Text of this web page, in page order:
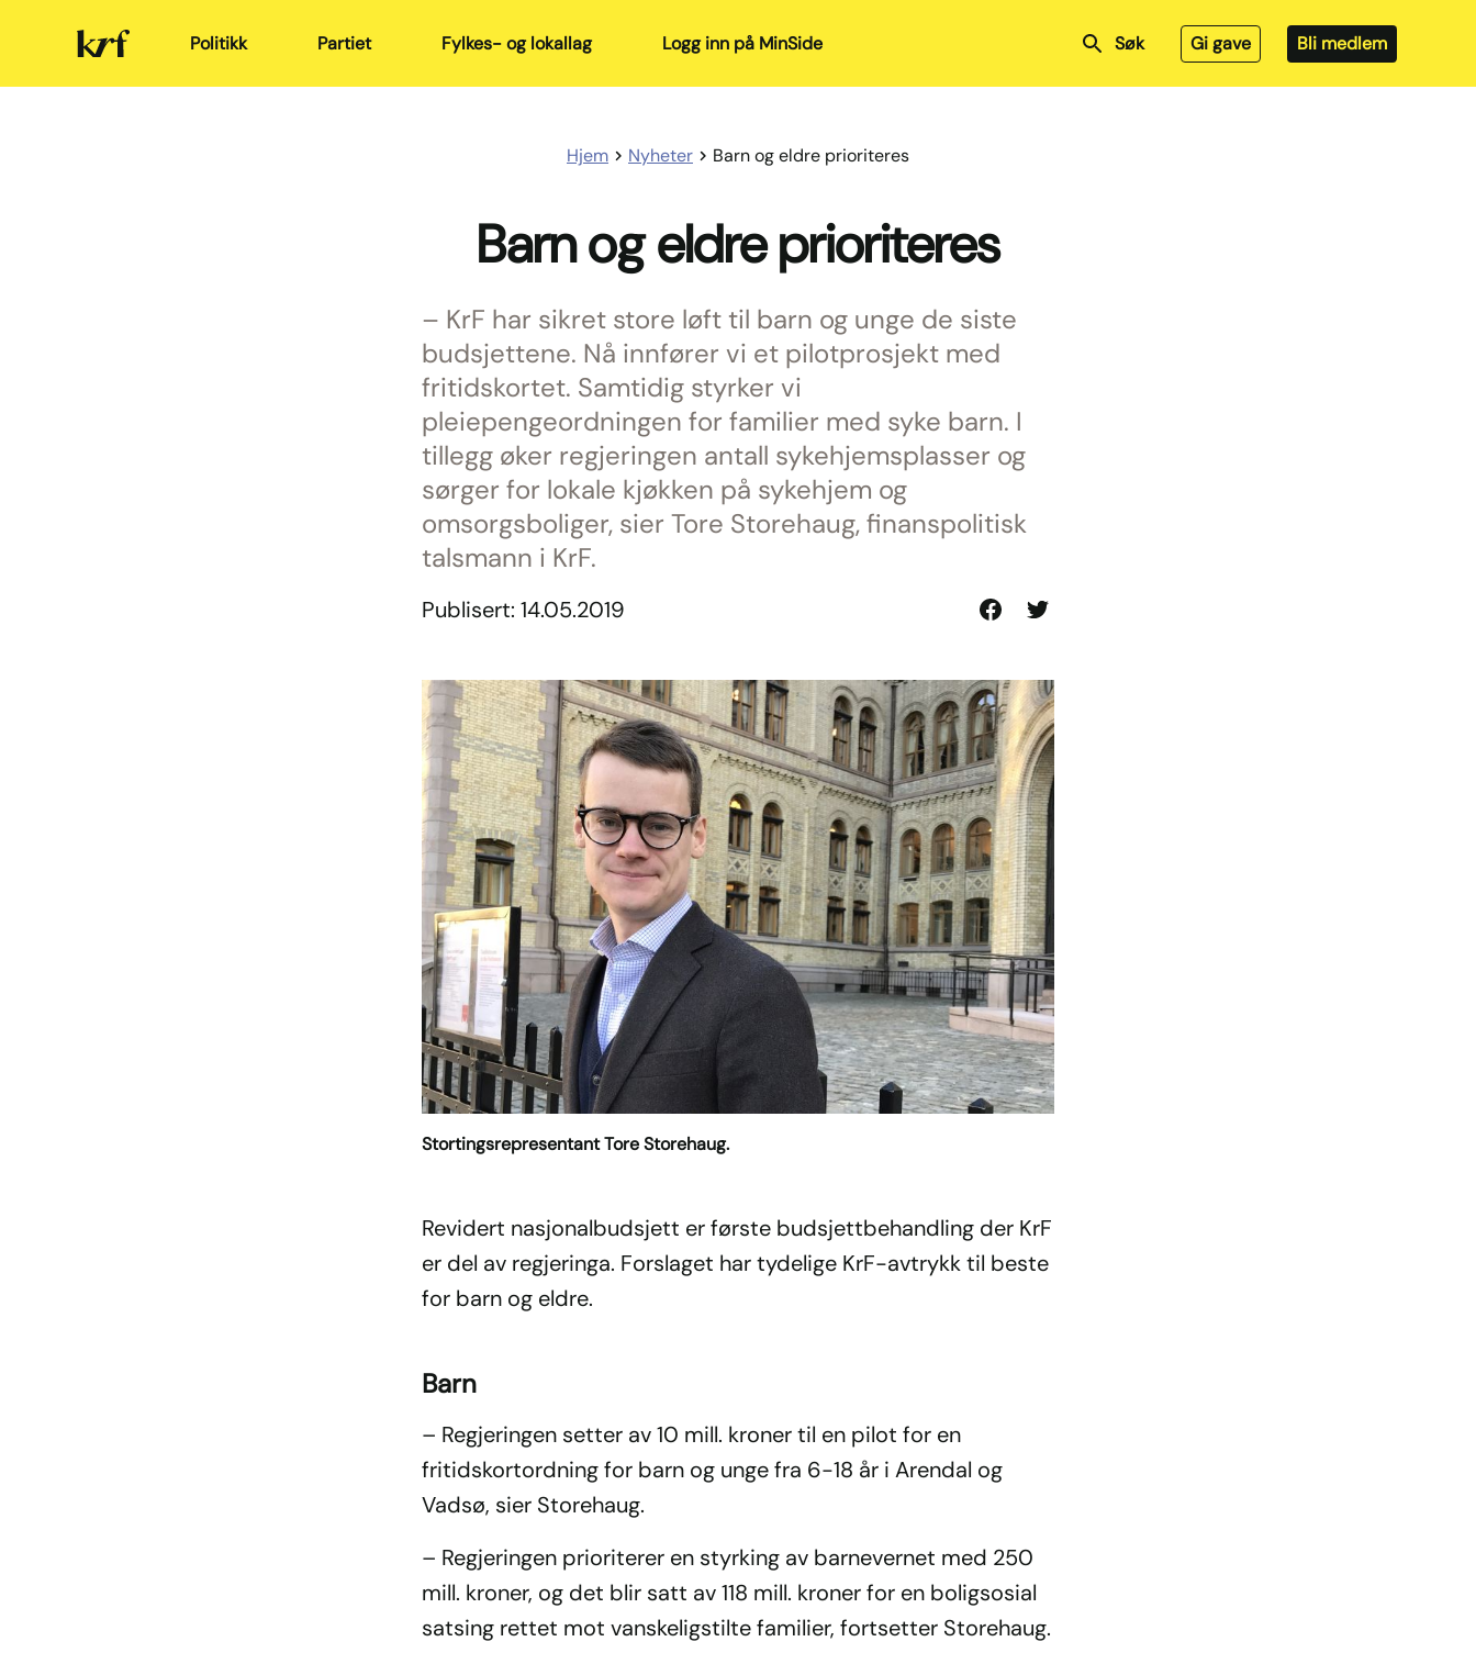
Kristelig
Folkeparti Politikk Partiet Fylkes- og lokallag Logg inn på MinSide Søk Gi gave Bli medlem
Hjem Nyheter Barn og eldre prioriteres
Barn og eldre prioriteres
– KrF har sikret store løft til barn og unge de siste
budsjettene. Nå innfører vi et pilotprosjekt med
fritidskortet. Samtidig styrker vi
pleiepengeordningen for familier med syke barn. I
tillegg øker regjeringen antall sykehjemsplasser og
sørger for lokale kjøkken på sykehjem og
omsorgsboliger, sier Tore Storehaug, finanspolitisk
talsmann i KrF.
Publisert: 14.05.2019
Del
Facebook
Del
Twitter
Stortingsrepresentant Tore Storehaug.
Revidert nasjonalbudsjett er første budsjettbehandling der KrF
er del av regjeringa. Forslaget har tydelige KrF-avtrykk til beste
for barn og eldre.
Barn
– Regjeringen setter av 10 mill. kroner til en pilot for en
fritidskortordning for barn og unge fra 6-18 år i Arendal og
Vadsø, sier Storehaug.
– Regjeringen prioriterer en styrking av barnevernet med 250
mill. kroner, og det blir satt av 118 mill. kroner for en boligsosial
satsing rettet mot vanskeligstilte familier, fortsetter Storehaug.